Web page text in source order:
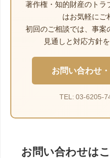
著作権・知的財産のトラ
はお気軽にご
初回のご相談では、事案
見通しと対応方針
お問い合わせ
TEL: 03-6205-
お問い合わせは